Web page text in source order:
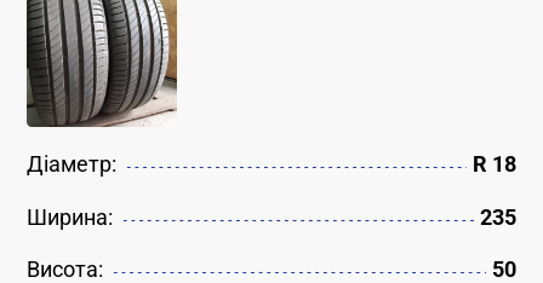
Діаметр: R 18
Ширина: 235
Висота: 50